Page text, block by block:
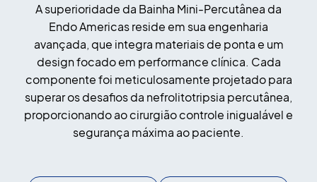
A superioridade da Bainha Mini-Percutânea da
Endo Americas reside em sua engenharia
avançada, que integra materiais de ponta e um
design focado em performance clínica. Cada
componente foi meticulosamente projetado para
superar os desafios da nefrolitotripsia percutânea,
proporcionando ao cirurgião controle inigualável e
segurança máxima ao paciente.